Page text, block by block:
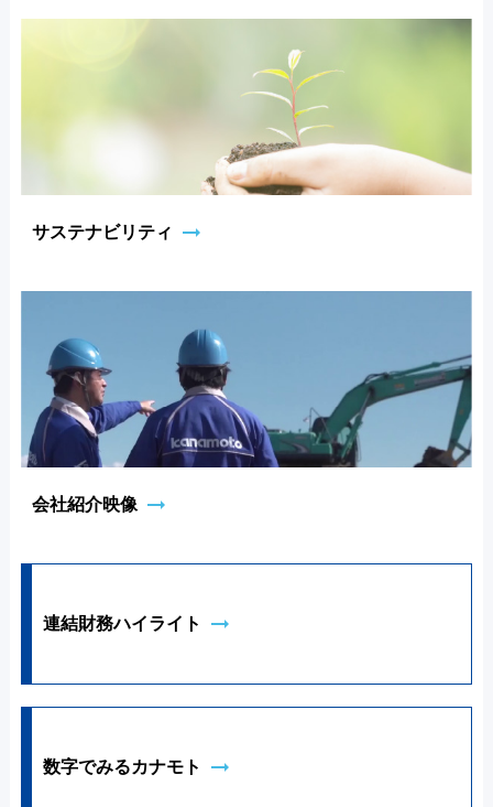
サステナビリティ arrow_right_alt
会社紹介映像 arrow_right_alt
連結財務ハイライト arrow_right_alt
数字でみるカナモト arrow_right_alt